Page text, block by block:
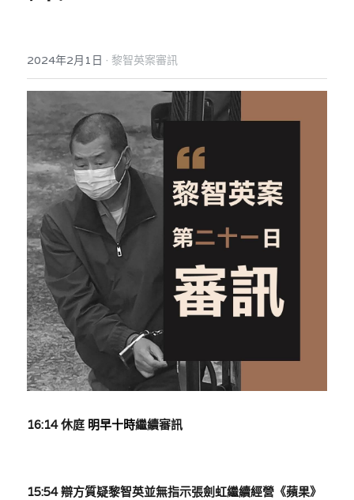
娛樂
反華推手你要知
反華推手懶人包
民主派騙案十式
反華推手起底
美西霸凌內幕
美西極權主義
真相直擊
極端暴恐實錄
KOL 專欄
林淑芳專欄
屈穎妍專欄
朱庭萱專欄
莫綺琪專欄
黃萬成專欄
招國偉專欄
高松傑專欄
林伯強專欄
趙處機專欄
絕密法庭檔案
醫院口岸爆炸案
屠龍小隊案
黎智英案審訊
支聯會案
35+顛覆案
生活
吃喝玩指南
休閒好介紹
親子
花生仔漫畫週記
關於我們
人才招聘
投稿熱線
商戶合作
支持讚助
條款及細則
搜索
繁體中文
繁體中文
English
2024年2月1日 · 黎智英案審訊
16:14 休庭 明早十時繼續審訊
15:54 辯方質疑黎智英並無指示張劍虹繼續經營《蘋果》